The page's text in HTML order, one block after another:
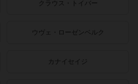
クラウス・トイバー
ウヴェ・ローゼンベルク
カナイセイジ